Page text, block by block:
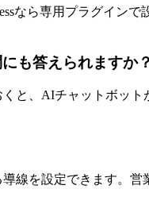
なら専用プラグイン
も答えられますか？
と、AIチャットボッ
線を設定できます。